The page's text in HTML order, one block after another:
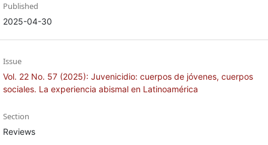
Published
2025-04-30
Issue
Vol. 22 No. 57 (2025): Juvenicidio: cuerpos de jóvenes, cuerpos
sociales. La experiencia abismal en Latinoamérica
Section
Reviews